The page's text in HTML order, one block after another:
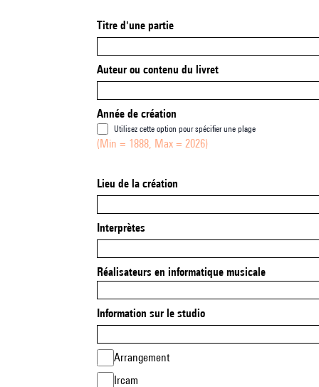
Titre d'une partie
Auteur ou contenu du livret
Année de création
Utilisez cette option pour spécifier une plage
(Min = 1888, Max = 2026)
Lieu de la création
Interprètes
Réalisateurs en informatique musicale
Information sur le studio
Arrangement
Ircam